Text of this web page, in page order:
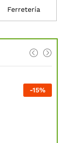
Ferretería
-15%